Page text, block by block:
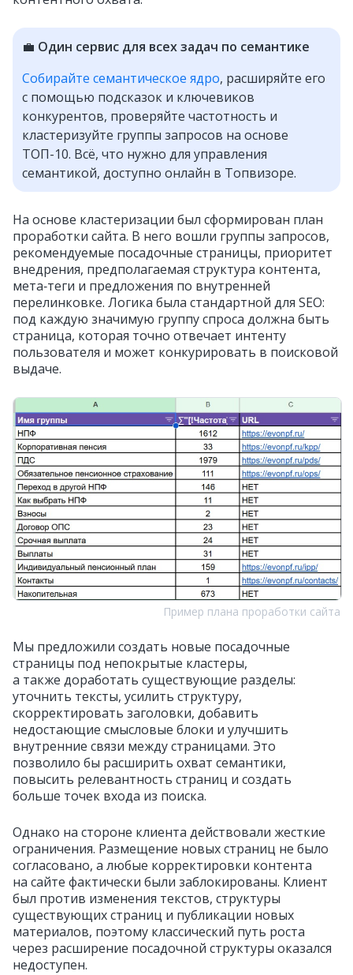
💼 Один сервис для всех задач по семантике
Собирайте семантическое ядро, расширяйте его
с помощью подсказок и ключевиков
конкурентов, проверяйте частотность и
кластеризуйте группы запросов на основе
ТОП-10. Всё, что нужно для управления
семантикой, доступно онлайн в Топвизоре.
На основе кластеризации был сформирован план
проработки сайта. В него вошли группы запросов,
рекомендуемые посадочные страницы, приоритет
внедрения, предполагаемая структура контента,
мета‑теги и предложения по внутренней
перелинковке. Логика была стандартной для SEO:
под каждую значимую группу спроса должна быть
страница, которая точно отвечает интенту
пользователя и может конкурировать в поисковой
выдаче.
Пример плана проработки сайта
Мы предложили создать новые посадочные
страницы под непокрытые кластеры,
а также доработать существующие разделы:
уточнить тексты, усилить структуру,
скорректировать заголовки, добавить
недостающие смысловые блоки и улучшить
внутренние связи между страницами. Это
позволило бы расширить охват семантики,
повысить релевантность страниц и создать
больше точек входа из поиска.
Однако на стороне клиента действовали жесткие
ограничения. Размещение новых страниц не было
согласовано, а любые корректировки контента
на сайте фактически были заблокированы. Клиент
был против изменения текстов, структуры
существующих страниц и публикации новых
материалов, поэтому классический путь роста
через расширение посадочной структуры оказался
недоступен.